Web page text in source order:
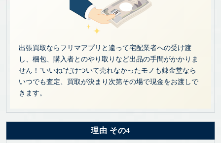
出張買取ならフリマアプリと違って宅配業者への受け渡
し、梱包、購入者とのやり取りなど出品の手間がかかりま
せん！”いいね”だけついて売れなかったモノも錬金堂なら
いつでも査定、買取が決まり次第その場で現金をお渡しで
きます。
理由 その4